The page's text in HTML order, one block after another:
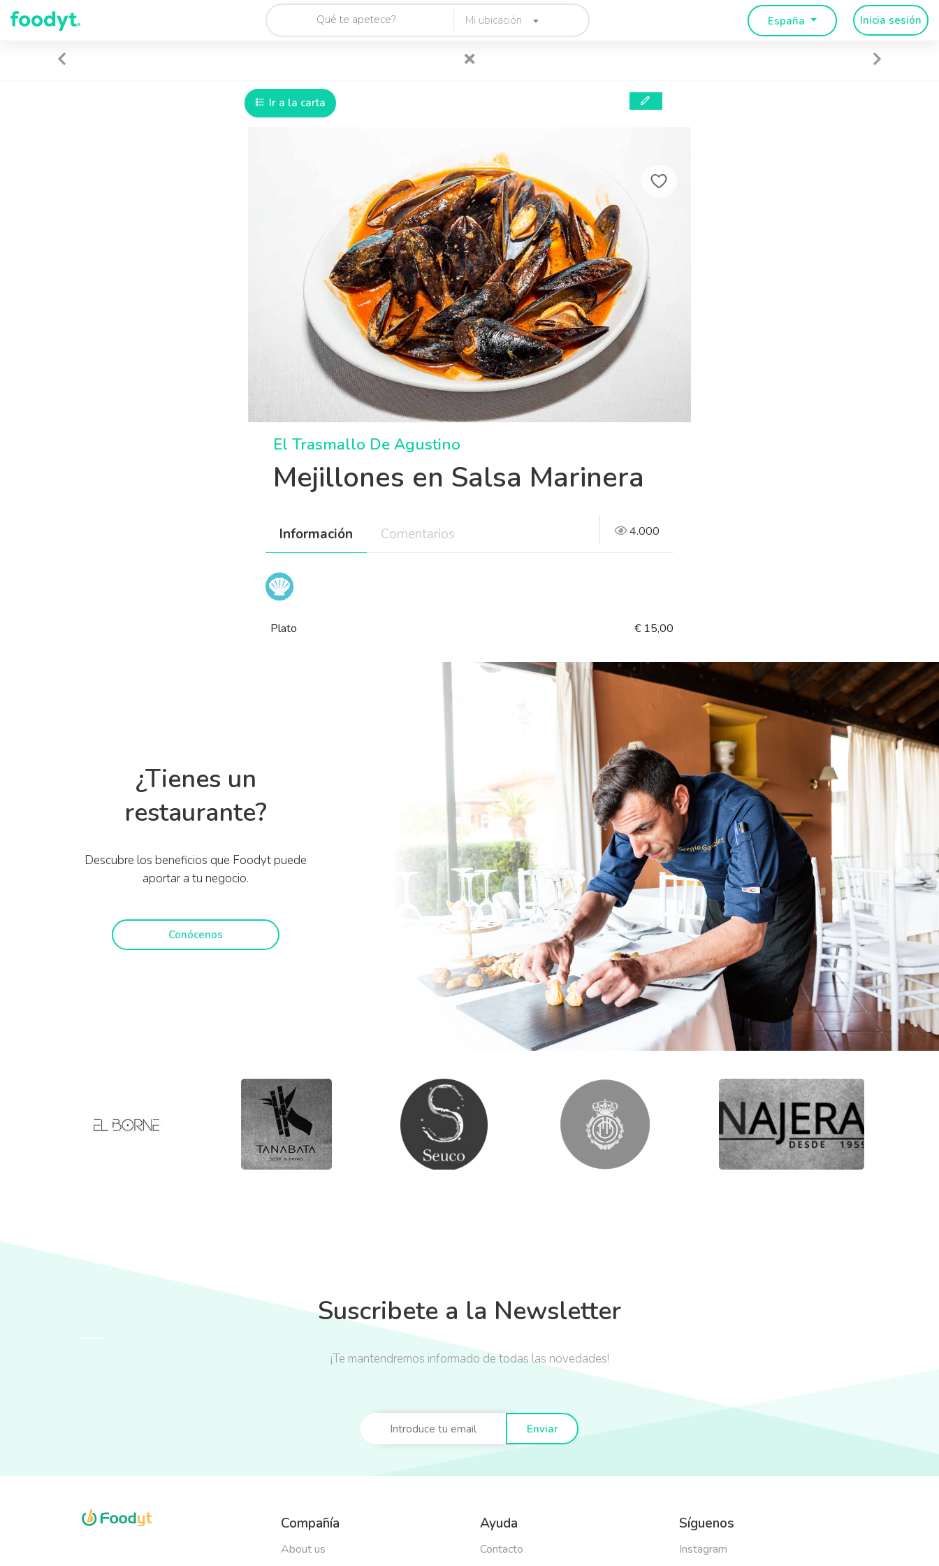
Mi ubicación España Inicia sesión
Ir a la carta
El Trasmallo De Agustino
Mejillones en Salsa Marinera
Información Comentarios 4.000
Plato € 15,00
¿Tienes un
restaurante?
Descubre los beneficios que Foodyt puede
aportar a tu negocio.
Conócenos
Suscribete a la Newsletter
¡Te mantendremos informado de todas las novedades!
Enviar
Compañía
About us
Ayuda
Contacto
Síguenos
Instagram